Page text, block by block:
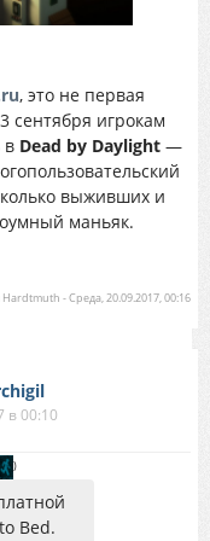
, это не первая
сентября игрокам
в Dead by Daylight—
выживших и
маньяк.
Hardtmuth -Среда, 20.09.2017, 00:16
в 00:10
)
Bed.